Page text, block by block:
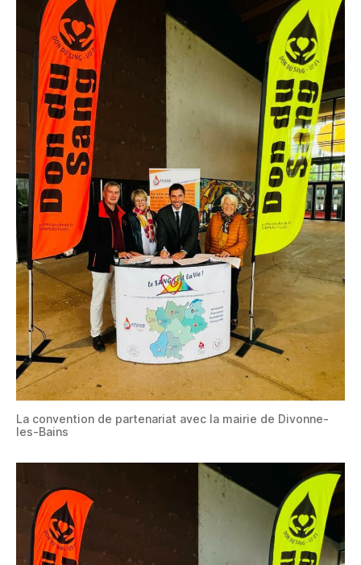
La convention de partenariat avec la mairie de Divonne-
les-Bains